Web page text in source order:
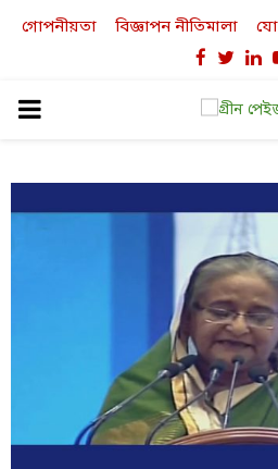
গোপনীয়তা বিজ্ঞাপন নীতিমালা
PRIMARY